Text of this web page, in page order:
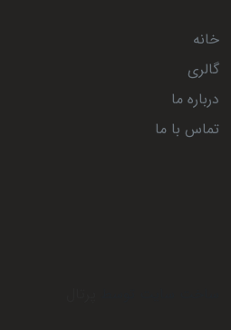
خانه
گالری
درباره ما
تماس با ما